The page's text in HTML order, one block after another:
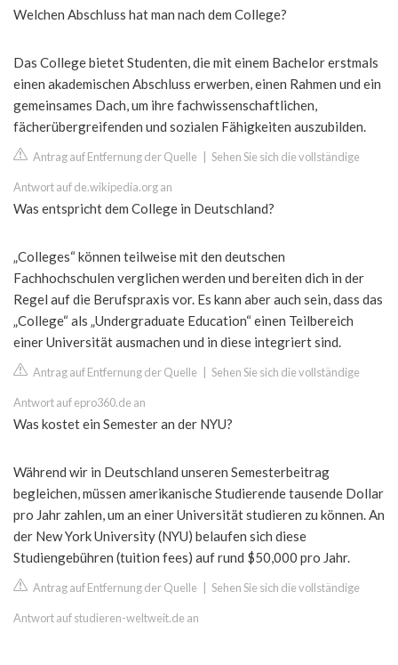
Welchen Abschluss hat man nach dem College?
Das College bietet Studenten, die mit einem Bachelor erstmals
einen akademischen Abschluss erwerben, einen Rahmen und ein
gemeinsames Dach, um ihre fachwissenschaftlichen,
fächerübergreifenden und sozialen Fähigkeiten auszubilden.
Antrag auf Entfernung der Quelle Sehen Sie sich die vollständige
Antwort auf de.wikipedia.org an
Was entspricht dem College in Deutschland?
„Colleges“ können teilweise mit den deutschen
Fachhochschulen verglichen werden und bereiten dich in der
Regel auf die Berufspraxis vor. Es kann aber auch sein, dass das
„College“ als „Undergraduate Education“ einen Teilbereich
einer Universität ausmachen und in diese integriert sind.
Antrag auf Entfernung der Quelle Sehen Sie sich die vollständige
Antwort auf epro360.de an
Was kostet ein Semester an der NYU?
Während wir in Deutschland unseren Semesterbeitrag
begleichen, müssen amerikanische Studierende tausende Dollar
pro Jahr zahlen, um an einer Universität studieren zu können. An
der New York University (NYU) belaufen sich diese
Studiengebühren (tuition fees) auf rund $50,000 pro Jahr.
Antrag auf Entfernung der Quelle Sehen Sie sich die vollständige
Antwort auf studieren-weltweit.de an